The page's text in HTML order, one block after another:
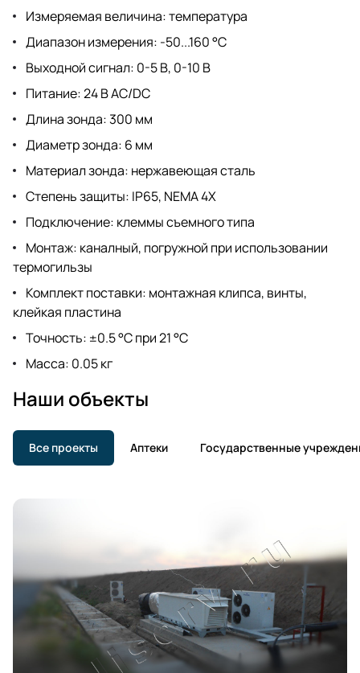
Измеряемая величина: температура
Диапазон измерения: -50...160 °C
Выходной сигнал: 0-5 В, 0-10 В
Питание: 24 В AC/DC
Длина зонда: 300 мм
Диаметр зонда: 6 мм
Материал зонда: нержавеющая сталь
Степень защиты: IP65, NEMA 4X
Подключение: клеммы съемного типа
Монтаж: каналный, погружной при использовании
термогильзы
Комплект поставки: монтажная клипса, винты,
клейкая пластина
Точность: ±0.5 °C при 21 °C
Масса: 0.05 кг
Наши объекты
Все проекты Аптеки Государственные